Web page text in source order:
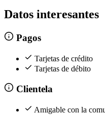
Datos interesantes
Pagos
Tarjetas de crédito
Tarjetas de débito
Clientela
Amigable con la